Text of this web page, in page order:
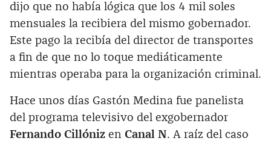
dijo que no había lógica que los 4 mil soles
mensuales la recibiera del mismo gobernador.
Este pago la recibía del director de transportes
a fin de que no lo toque mediáticamente
mientras operaba para la organización criminal.
Hace unos días Gastón Medina fue panelista
del programa televisivo del exgobernador
Fernando Cillóniz en Canal N. A raíz del caso